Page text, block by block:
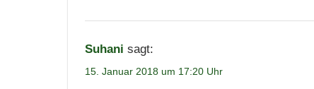
Suhani sagt:
15. Januar 2018 um 17:20 Uhr